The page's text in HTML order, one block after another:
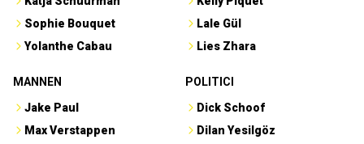
Sophie Bouquet
Yolanthe Cabau
Lale Gül
Lies Zhara
MANNEN
Jake Paul
Max Verstappen
POLITICI
Dick Schoof
Dilan Yesilgöz